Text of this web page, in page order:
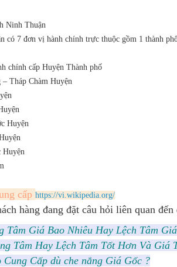
Ninh Thuận
có 7 đơn vị hành chính trực thuộc gồm 1 thành
chính cấp Huyện Thành phố
– Tháp Chàm Huyện
Huyện
Huyện
cấp https://vi.wikipedia.org/
hàng đang đặt câu hỏi liên quan
Tâm Giá Bao Nhiêu Hay Lệch Tâm
Tâm Hay Lệch Tâm Tốt Hơn Và Giá
Cung Cấp dù che nắng Giá Gốc ?